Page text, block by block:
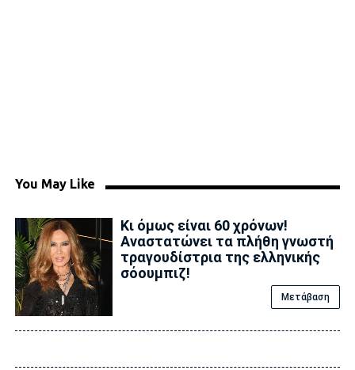
You May Like
Κι όμως είναι 60 χρόνων!
Αναστατώνει τα πλήθη γνωστή
τραγουδίστρια της ελληνικής
σόουμπιζ!
Μετάβαση